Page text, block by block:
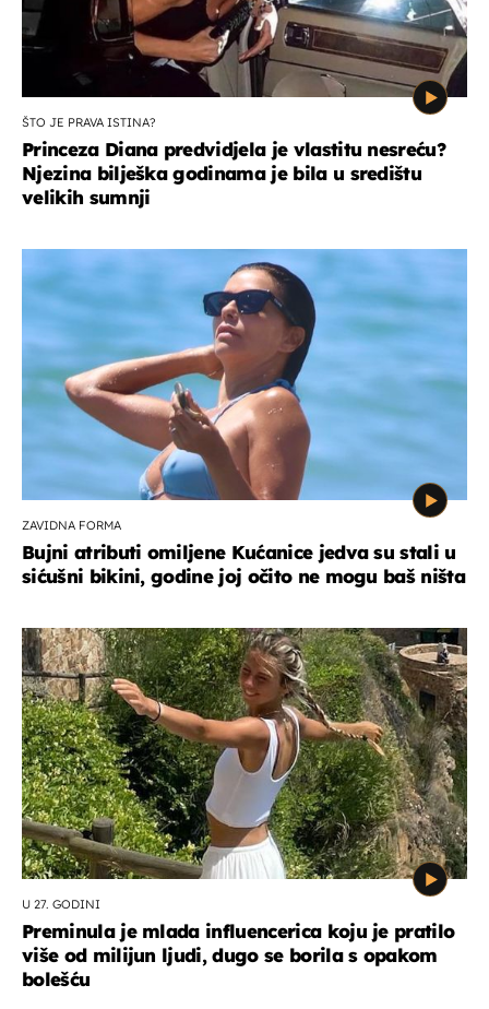
ŠTO JE PRAVA ISTINA?
Princeza Diana predvidjela je vlastitu nesreću?
Njezina bilješka godinama je bila u središtu
velikih sumnji
ZAVIDNA FORMA
Bujni atributi omiljene Kućanice jedva su stali u
sićušni bikini, godine joj očito ne mogu baš ništa
U 27. GODINI
Preminula je mlada influencerica koju je pratilo
više od milijun ljudi, dugo se borila s opakom
bolešću